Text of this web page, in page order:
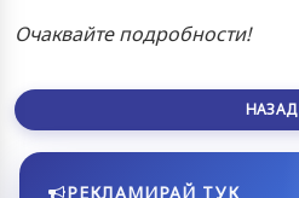
Очаквайте подробности!
НАЗАД
РЕКЛАМИРАЙ ТУК